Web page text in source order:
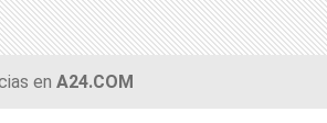
en A24.COM